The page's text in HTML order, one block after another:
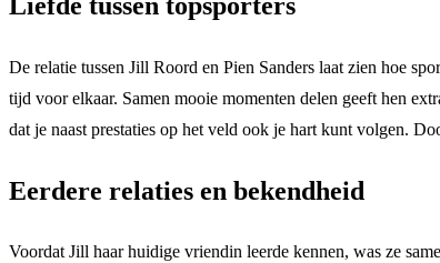
De relatie tussen Jill Roord en Pien Sanders laat zien hoe
tijd voor elkaar. Samen mooie momenten delen geeft hen
dat je naast prestaties op het veld ook je hart kunt volgen.
Eerdere relaties en bekendheid
Voordat Jill haar huidige vriendin leerde kennen, was ze